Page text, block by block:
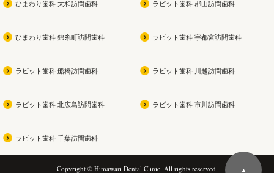
ひまわり歯科 大和訪問歯科
ひまわり歯科 錦糸町訪問歯科
ラビット歯科 船橋訪問歯科
ラビット歯科 北広島訪問歯科
ラビット歯科 千葉訪問歯科
ラビット歯科 郡山訪問歯科
ラビット歯科 宇都宮訪問歯科
ラビット歯科 川越訪問歯科
ラビット歯科 市川訪問歯科
Copyright © Himawari Dental Clinic. All rights reserved. ▲